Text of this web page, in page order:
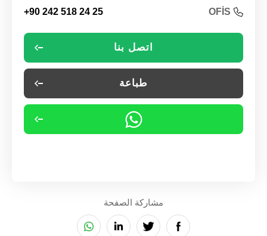
OFİS
+90 242 518 24 25
اتصل بنا
طباعة
مشاركة الصفحة